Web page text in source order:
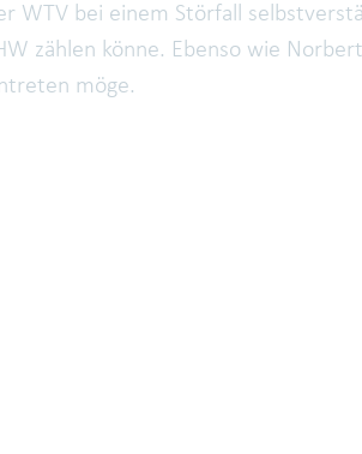
WTV bei einem Störfall
zählen könne. Ebenso wie
möge.